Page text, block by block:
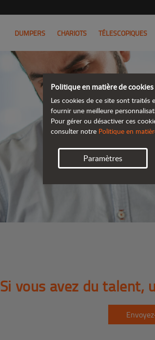
DUMPERS CHARIOTS TÉLESCOPIQUES
Si vous avez du talent,
Politique en matière de cookies
Les cookies de ce site sont
fournir une meilleure
Pour gérer ou désactiver ces
consulter notre Politique en
Paramètres